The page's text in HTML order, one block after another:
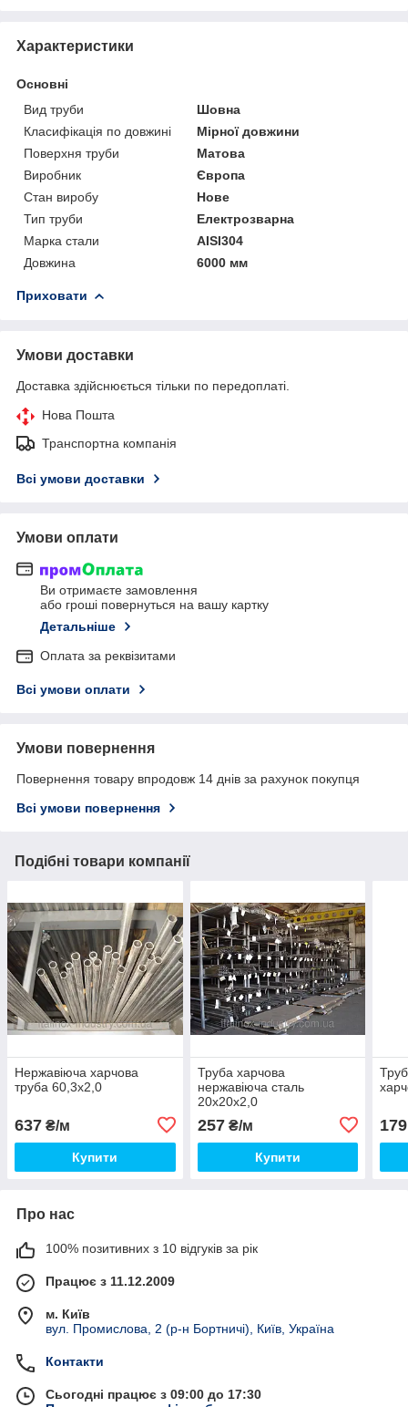
Характеристики
Основні
Вид труби
Шовна
Класифікація по довжині
Мірної довжини
Поверхня труби
Матова
Виробник
Європа
Стан виробу
Нове
Тип труби
Електрозварна
Марка стали
AISI304
Довжина
6000 мм
Приховати
Умови доставки
Доставка здійснюється тільки по передоплаті.
Нова Пошта
Транспортна компанія
Всі умови доставки
Умови оплати
Ви отримаєте замовлення
або гроші повернуться на вашу картку
Детальніше
Оплата за реквізитами
Всі умови оплати
Умови повернення
Повернення товару впродовж 14 днів за рахунок покупця
Всі умови повернення
Подібні товари компанії
Нержавіюча харчова
труба 60,3х2,0
637 ₴/м
Купити
Труба харчова
нержавіюча сталь
20х20х2,0
257₴/м
Купити
179
Про нас
100% позитивних з 10 відгуків за рік
Працює з 11.12.2009
м. Київ
вул. Промислова, 2 (р-н Бортничі), Київ, Україна
Контакти
Сьогодні працює з 09:00 до 17:30